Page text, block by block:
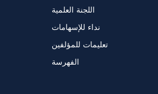
اللجنة العلمية
نداء للإسهامات
تعليمات للمؤلفين
الفهرسة